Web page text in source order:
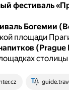
фестиваль
Богемии
площади
(Prague